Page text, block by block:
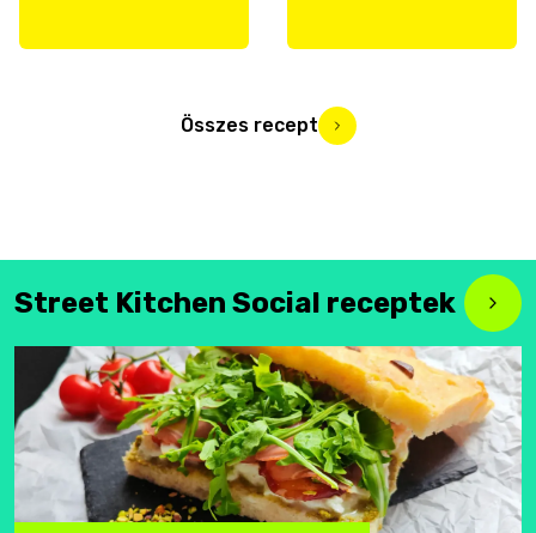
Összes recept
Street Kitchen Social receptek